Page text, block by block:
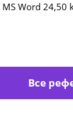
MS Word 24,50
Все